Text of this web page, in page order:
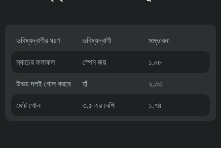
ভবিষ্যদ্বাণীর ধরণ ভবিষ্যদ্বাণী সম্ভাবনা
ম্যাচের ফলাফল স্পেন জয় ১.০৮
উভয় দলই গোল করবে হাঁ ২.৩৩
মোট গোল ৩.৫ এর বেশি ১.৭৪